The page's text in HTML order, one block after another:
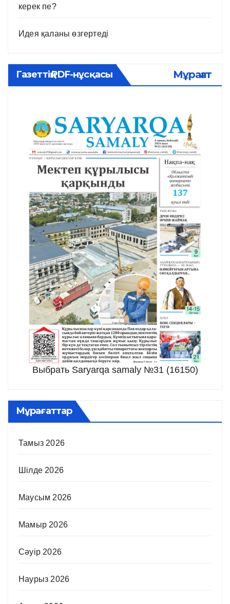
керек пе?
Идея қаланы өзгертеді
Газеттің PDF-нұсқасы Мұрағат
Выбрать Saryarqa samaly №31 (16150)
Мұрағаттар
Тамыз 2026
Шілде 2026
Маусым 2026
Мамыр 2026
Сәуір 2026
Наурыз 2026